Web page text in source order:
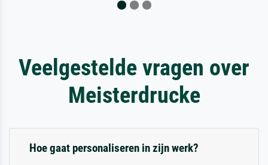
Veelgestelde vragen over
Meisterdrucke
Hoe gaat personaliseren in zijn werk?